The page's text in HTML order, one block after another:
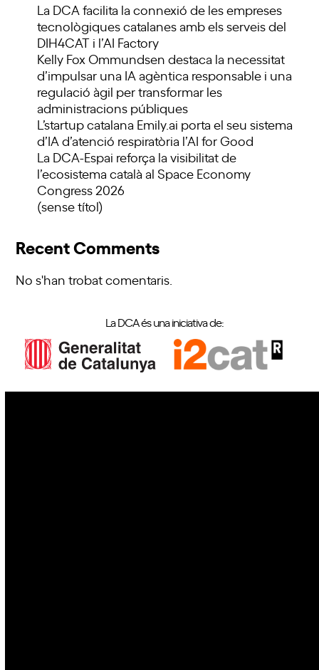
La DCA facilita la connexió de les empreses
tecnològiques catalanes amb els serveis del
DIH4CAT i l’AI Factory
Kelly Fox Ommundsen destaca la necessitat
d’impulsar una IA agèntica responsable i una
regulació àgil per transformar les
administracions públiques
L’startup catalana Emily.ai porta el seu sistema
d’IA d’atenció respiratòria l’AI for Good
La DCA-Espai reforça la visibilitat de
l’ecosistema català al Space Economy
Congress 2026
(sense títol)
Recent Comments
No s'han trobat comentaris.
La DCA és una iniciativa de: